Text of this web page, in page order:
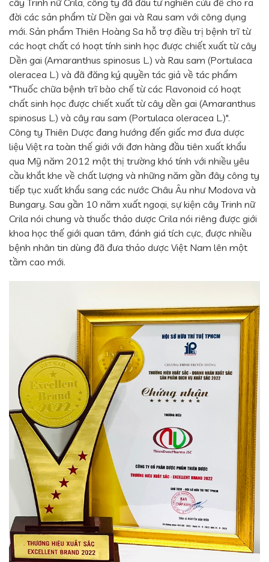
đời các sản phẩm từ Dền gai và Rau sam với công dụng
mới. Sản phẩm Thiên Hoàng Sa hỗ trợ điều trị bệnh trĩ từ
các hoạt chất có hoạt tính sinh học được chiết xuất từ cây
Dền gai (Amaranthus spinosus L.) và Rau sam (Portulaca
oleracea L.) và đã đăng ký quyền tác giả về tác phẩm
"Thuốc chữa bệnh trĩ bào chế từ các Flavonoid có hoạt
chất sinh học được chiết xuất từ cây dền gai (Amaranthus
spinosus L.) và cây rau sam (Portulaca oleracea L.)".
Công ty Thiên Dược đang hướng đến giấc mơ đưa dược
liệu Việt ra toàn thế giới với đơn hàng đầu tiên xuất khẩu
qua Mỹ năm 2012 một thị trường khó tính với nhiều yêu
cầu khắt khe về chất lượng và những năm gần đây công ty
tiếp tục xuất khẩu sang các nước Châu Âu như Modova và
Bungary. Sau gần 10 năm xuất ngoại, sự kiện cây Trinh nữ
Crila nói chung và thuốc thảo dược Crila nói riêng được giới
khoa học thế giới quan tâm, đánh giá tích cực, được nhiều
bệnh nhân tin dùng đã đưa thảo dược Việt Nam lên một
tầm cao mới.